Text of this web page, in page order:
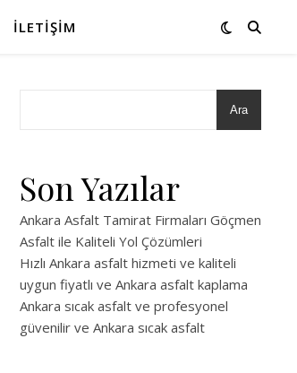
İLETIŞIM
Ara
Son Yazılar
Ankara Asfalt Tamirat Firmaları Göçmen
Asfalt ile Kaliteli Yol Çözümleri
Hızlı Ankara asfalt hizmeti ve kaliteli
uygun fiyatlı ve Ankara asfalt kaplama
Ankara sıcak asfalt ve profesyonel
güvenilir ve Ankara sıcak asfalt